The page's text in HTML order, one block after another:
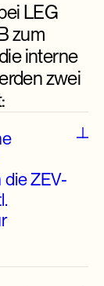
LEG
zum
interne
zwei
die ZEV-